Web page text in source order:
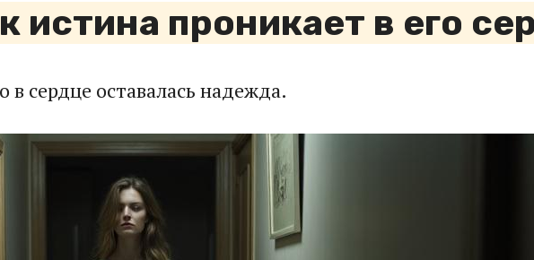
истина проникает в его
сердце оставалась надежда.